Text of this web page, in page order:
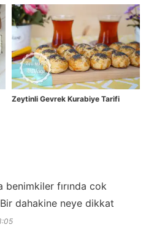
Zeytinli Gevrek Kurabiye Tarifi
benimkiler fırında cok
dahakine neye dikkat